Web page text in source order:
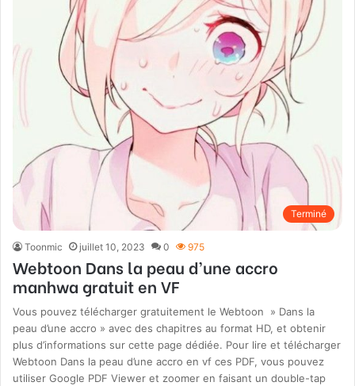
Terminé
Toonmic juillet 10, 2023 0 975
Webtoon Dans la peau d’une accro
manhwa gratuit en VF
Vous pouvez télécharger gratuitement le Webtoon » Dans la
peau d’une accro » avec des chapitres au format HD, et obtenir
plus d’informations sur cette page dédiée. Pour lire et télécharger
Webtoon Dans la peau d’une accro en vf ces PDF, vous pouvez
utiliser Google PDF Viewer et zoomer en faisant un double-tap